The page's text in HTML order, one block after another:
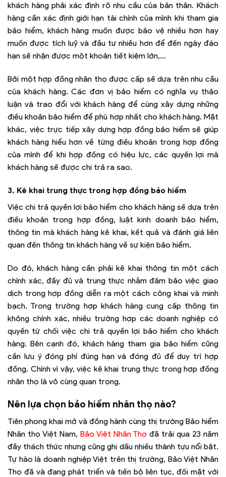
khách hàng phải xác định rõ nhu cầu của bản thân. Khách
hàng cần xác định giới hạn tài chính của mình khi tham gia
bảo hiểm, khách hàng muốn được bảo vệ nhiều hơn hay
muốn được tích luỹ và đầu tư nhiều hơn để đến ngày đáo
hạn sẽ nhận được một khoản tiết kiệm lớn,…
Bởi một hợp đồng nhân thọ được cấp sẽ dựa trên nhu cầu
của khách hàng. Các đơn vị bảo hiểm có nghĩa vụ thảo
luận và trao đổi với khách hàng để cùng xây dựng những
điều khoản bảo hiểm để phù hợp nhất cho khách hàng. Mặt
khác, việc trực tiếp xây dựng hợp đồng bảo hiểm sẽ giúp
khách hàng hiểu hơn về từng điều khoản trong hợp đồng
của mình để khi hợp đồng có hiệu lực, các quyền lợi mà
khách hàng sẽ được chi trả ra sao.
3. Kê khai trung thực trong hợp đồng bảo hiểm
Việc chi trả quyền lợi bảo hiểm cho khách hàng sẽ dựa trên
điều khoản trong hợp đồng, luật kinh doanh bảo hiểm,
thông tin mà khách hàng kê khai, kết quả và đánh giá liên
quan đến thông tin khách hàng về sự kiện bảo hiểm.
Do đó, khách hàng cần phải kê khai thông tin một cách
chính xác, đầy đủ và trung thực nhằm đảm bảo việc giao
dịch trong hợp đồng diễn ra một cách công khai và minh
bạch. Trong trường hợp khách hàng cung cấp thông tin
không chính xác, nhiều trường hợp các doanh nghiệp có
quyền từ chối việc chi trả quyền lợi bảo hiểm cho khách
hàng. Bên cạnh đó, khách hàng tham gia bảo hiểm cũng
cần lưu ý đóng phí đúng hạn và đóng đủ để duy trì hợp
đồng. Chính vì vậy, việc kê khai trung thực trong hợp đồng
nhân thọ là vô cùng quan trọng.
Nên lựa chọn bảo hiểm nhân thọ nào?
Tiên phong khai mở và đồng hành cùng thị trường Bảo hiểm
Nhân thọ Việt Nam, Bảo Việt Nhân Thọđã trải qua 23 năm
đầy thách thức nhưng cũng ghi dấu nhiều thành tựu nổi bật.
Tự hào là doanh nghiệp Việt trên thị trường, Bảo Việt Nhân
Thọ đã và đang phát triển và tiến bộ liên tục, đối mặt với